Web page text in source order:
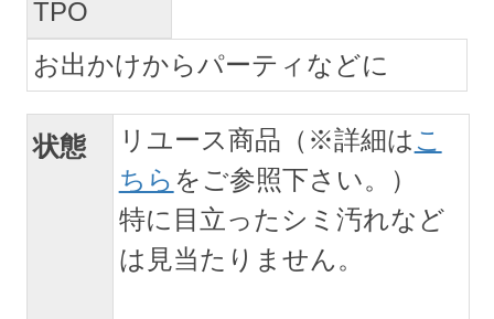
TPO
お出かけからパーティなどに
状態 リユース商品（※詳細は こ
ちら をご参照下さい。）
特に目立ったシミ汚れなど
は見当たりません。